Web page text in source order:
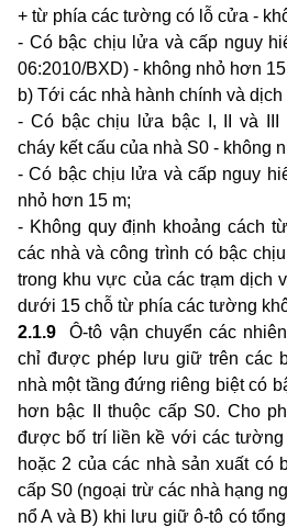
+ từ phía các tường có lỗ cửa -
- Có bậc chịu lửa và cấp nguy
06:2010/BXD) - không nhỏ hơn 15
b) Tới các nhà hành chính và
- Có bậc chịu lửa bậc I, II và III
cháy kết cấu của nhà S0 - không
- Có bậc chịu lửa và cấp nguy
nhỏ hơn 15 m;
- Không quy định khoảng cách
các nhà và công trình có bậc
trong khu vực của các trạm dịch
dưới 15 chỗ từ phía các tường
2.1.9 Ô-tô vận chuyển các
chỉ được phép lưu giữ trên các
nhà một tầng đứng riêng biệt có
hơn bậc II thuộc cấp S0. Cho
được bố trí liền kề với các tường
hoặc 2 của các nhà sản xuất có
cấp S0 (ngoại trừ các nhà hạng
nổ A và B) khi lưu giữ ô-tô có